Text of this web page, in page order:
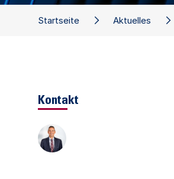
Startseite Aktuelles
Kontakt